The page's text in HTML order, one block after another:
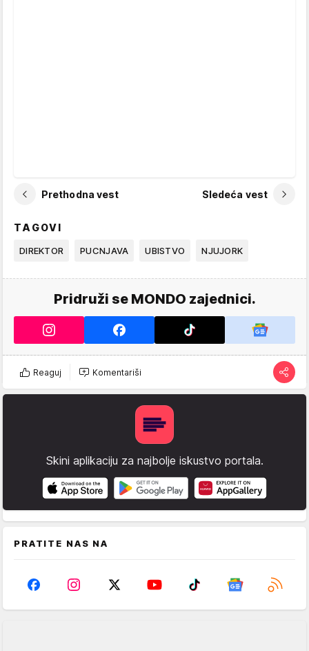
Prethodna vest Sledeća vest
TAGOVI
DIREKTOR PUCNJAVA UBISTVO NJUJORK
Pridruži se MONDO zajednici.
Reaguj Komentariši
Skini aplikaciju za najbolje iskustvo portala.
PRATITE NAS NA